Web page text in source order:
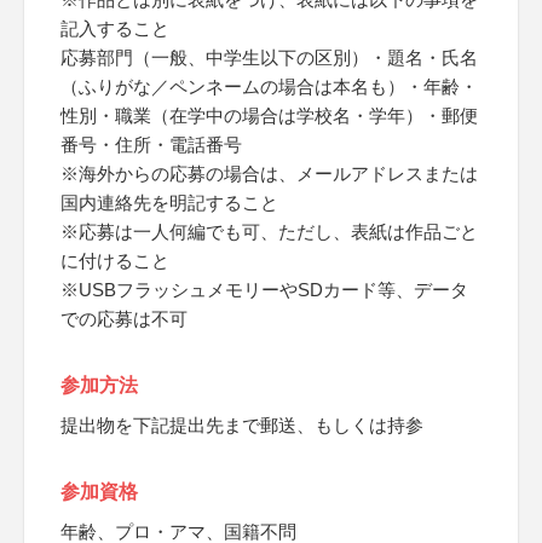
記入すること
応募部門（一般、中学生以下の区別）・題名・氏名
（ふりがな／ペンネームの場合は本名も）・年齢・
性別・職業（在学中の場合は学校名・学年）・郵便
番号・住所・電話番号
※海外からの応募の場合は、メールアドレスまたは
国内連絡先を明記すること
※応募は一人何編でも可、ただし、表紙は作品ごと
に付けること
※USBフラッシュメモリーやSDカード等、データ
での応募は不可
参加方法
提出物を下記提出先まで郵送、もしくは持参
参加資格
年齢、プロ・アマ、国籍不問